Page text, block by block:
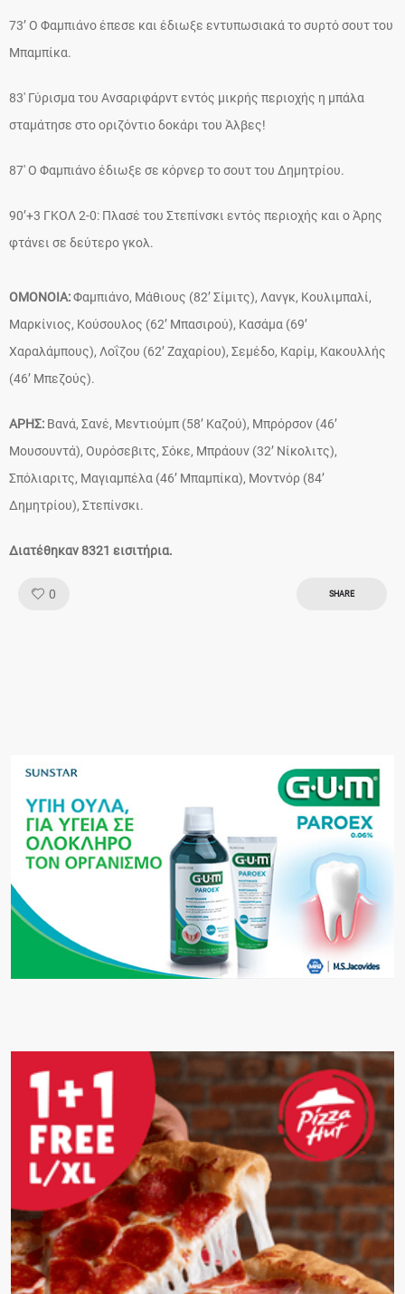
73’ Ο Φαμπιάνο έπεσε και έδιωξε εντυπωσιακά το συρτό σουτ του
Μπαμπίκα.
83′ Γύρισμα του Ανσαριφάρντ εντός μικρής περιοχής η μπάλα
σταμάτησε στο οριζόντιο δοκάρι του Άλβες!
87′ Ο Φαμπιάνο έδιωξε σε κόρνερ το σουτ του Δημητρίου.
90’+3 ΓΚΟΛ 2-0: Πλασέ του Στεπίνσκι εντός περιοχής και ο Άρης
φτάνει σε δεύτερο γκολ.
ΟΜΟΝΟΙΑ:Φαμπιάνο, Μάθιους (82’ Σίμιτς), Λανγκ, Κουλιμπαλί,
Μαρκίνιος, Κούσουλος (62’ Μπασιρού), Κασάμα (69’
Χαραλάμπους), Λοΐζου (62’ Ζαχαρίου), Σεμέδο, Καρίμ, Κακουλλής
(46’ Μπεζούς).
ΑΡΗΣ: Βανά, Σανέ, Μεντιούμπ (58’ Καζού), Μπρόρσον (46’
Μουσουντά), Ουρόσεβιτς, Σόκε, Μπράουν (32’ Νίκολιτς),
Σπόλιαριτς, Μαγιαμπέλα (46’ Μπαμπίκα), Μοντνόρ (84’
Δημητρίου), Στεπίνσκι.
Διατέθηκαν 8321 εισιτήρια.
0 SHARE